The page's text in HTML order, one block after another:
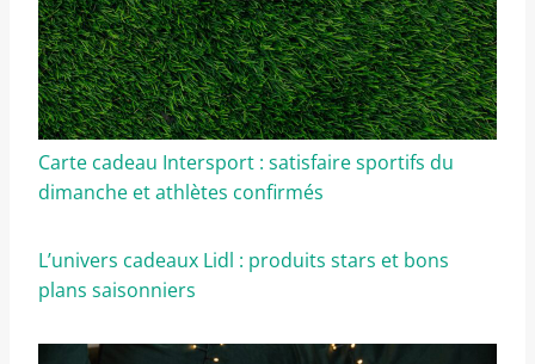
Carte cadeau Intersport : satisfaire sportifs du
dimanche et athlètes confirmés
L’univers cadeaux Lidl : produits stars et bons
plans saisonniers